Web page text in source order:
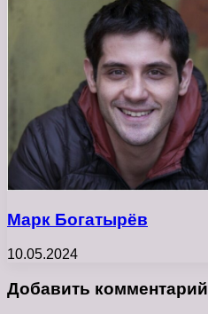
Марк Богатырёв
10.05.2024
Добавить комментарий